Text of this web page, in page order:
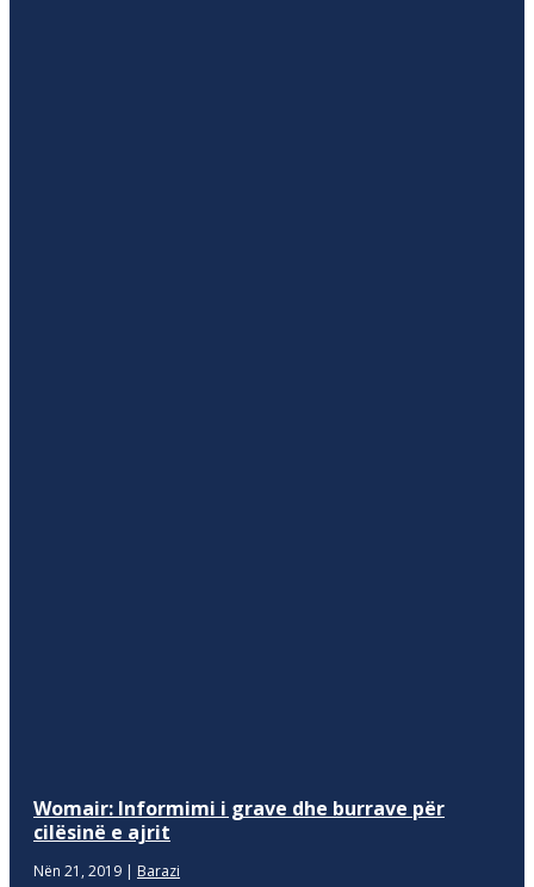
Womair: Informimi i grave dhe burrave për
cilësinë e ajrit
Nën 21, 2019 | Barazi